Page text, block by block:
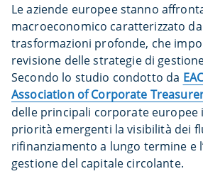
Le aziende europee stanno
macroeconomico caratterizzato
trasformazioni profonde, che
revisione delle strategie di
Secondo lo studio condotto da
Association of Corporate
delle principali corporate europee
priorità emergenti la visibilità dei
rifinanziamento a lungo termine e
gestione del capitale circolante.